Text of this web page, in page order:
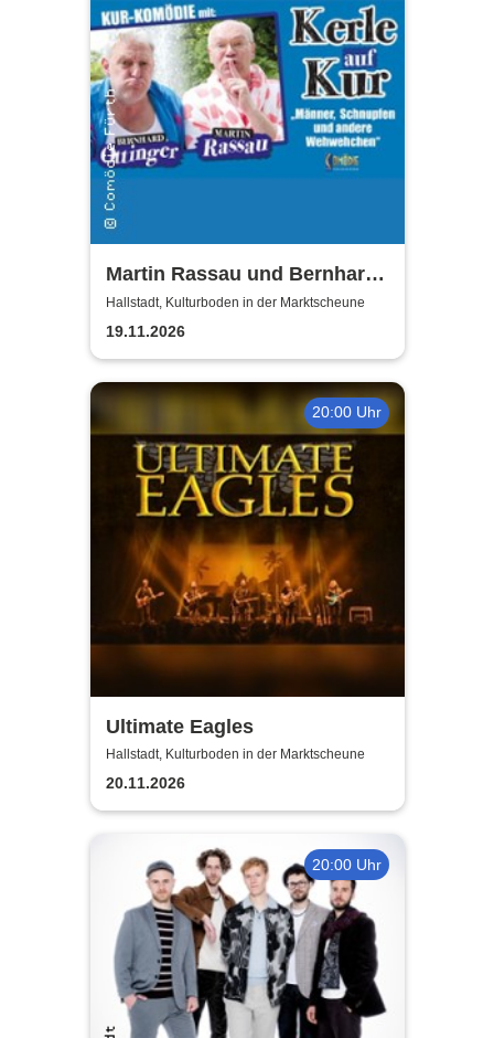
Martin Rassau und Bernhard
Ottinger - Kerle auf Kur
Hallstadt, Kulturboden in der Marktscheune
19.11.2026
20:00 Uhr
Ultimate Eagles
Hallstadt, Kulturboden in der Marktscheune
20.11.2026
20:00 Uhr